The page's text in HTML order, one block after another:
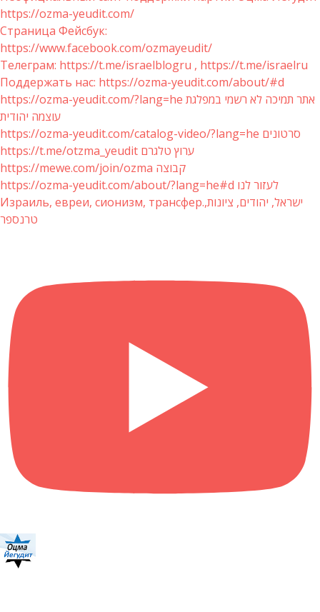
https://ozma-yeudit.com/
Страница Фейсбук:
https://www.facebook.com/ozmayeudit/
Телеграм: https://t.me/israelblogru , https://t.me/israelru
Поддержать нас: https://ozma-yeudit.com/about/#d
https://ozma-yeudit.com/?lang=he אתר תמיכה לא רשמי במפלגת
עוצמה יהודית
https://ozma-yeudit.com/catalog-video/?lang=he סרטונים
https://t.me/otzma_yeudit ערוץ טלגרם
https://mewe.com/join/ozma קבוצה
https://ozma-yeudit.com/about/?lang=he#d לעזור לנו
Израиль, евреи, сионизм, трансфер.ישראל, יהודים, ציונות,
טרנספר